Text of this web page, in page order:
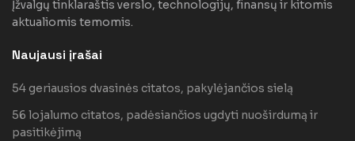
Įžvalgų tinklaraštis verslo, technologijų, finansų ir kitomis
aktualiomis temomis.
Naujausi įrašai
54 geriausios dvasinės citatos, pakylėjančios sielą
56 lojalumo citatos, padėsiančios ugdyti nuoširdumą ir
pasitikėjimą